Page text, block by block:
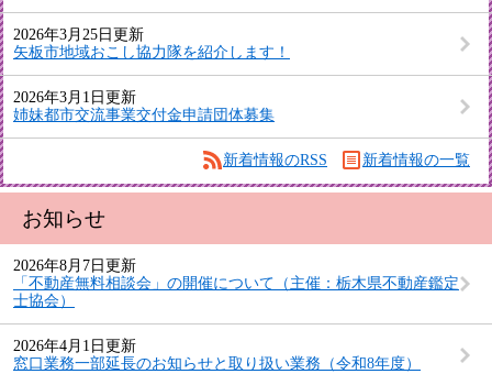
2026年3月25日更新
矢板市地域おこし協力隊を紹介します！
2026年3月1日更新
姉妹都市交流事業交付金申請団体募集
新着情報のRSS 新着情報の一覧
お知らせ
2026年8月7日更新
「不動産無料相談会」の開催について（主催：栃木県不動産鑑定
士協会）
2026年4月1日更新
窓口業務一部延長のお知らせと取り扱い業務（令和8年度）